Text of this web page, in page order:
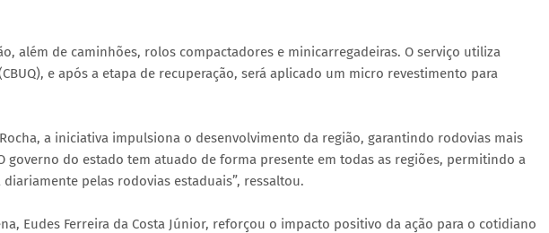
além de caminhões, rolos compactadores e minicarregadeiras. O serviço utiliza
e após a etapa de recuperação, será aplicado um micro revestimento para
a iniciativa impulsiona o desenvolvimento da região, garantindo rodovias mais
governo do estado tem atuado de forma presente em todas as regiões, permitindo a
pelas rodovias estaduais”, ressaltou.
Eudes Ferreira da Costa Júnior, reforçou o impacto positivo da ação para o cotidiano